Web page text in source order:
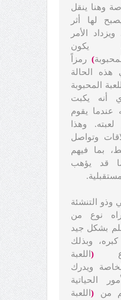
وهنا ينقل
لها أثر
الأمر
يكون
) رمزاً
هذه الحالة
المحبوبة
أنه يكبت
عندما يقوم
وهذا
وتواصل
بما فيهم
قد يؤهب
وذو التنشئة
نوع من
بشكل جيد
وبذلك
( اللعبة
ويدرك
الحياتية
من ( اللعبة